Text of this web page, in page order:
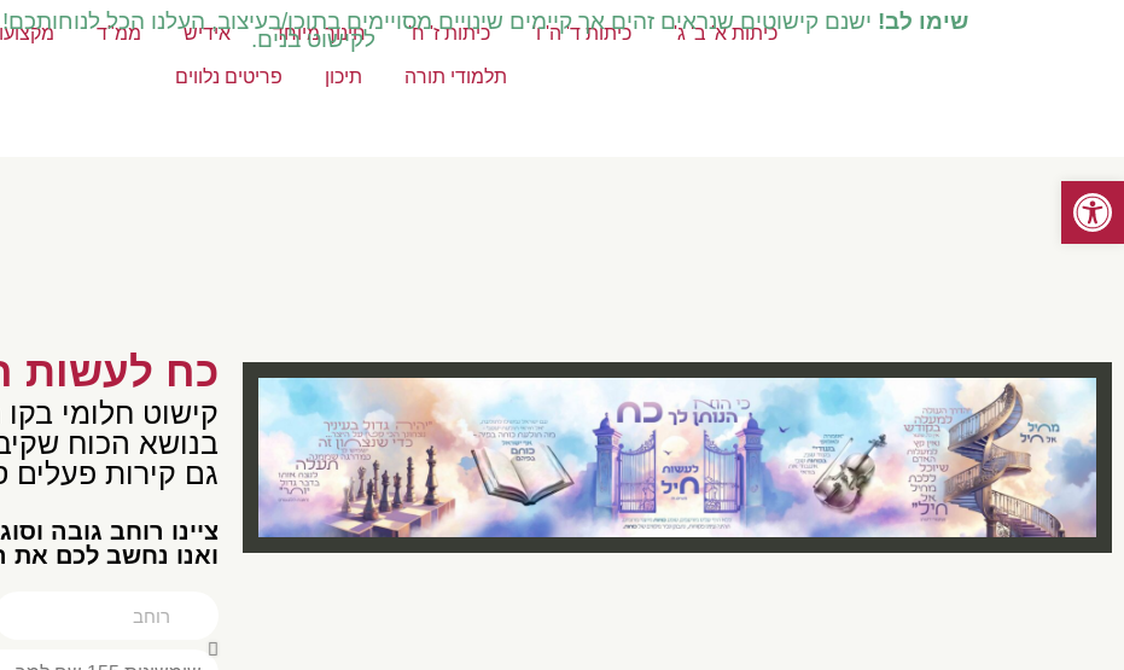
שימו לב! ישנם קישוטים שנראים זהים אך קיימים שינויים מסויימים בתוכן/בעיצוב, העלנו הכל
לקישוט בנים. כיתות א' ב' ג' כיתות ד' ה' ו' כיתות ז' ח' חינוך מיוחד אידיש ממ"ד
תלמודי תורה תיכון פריטים נלווים
כח לעשות
קישוט חלומי בקו
בנושא הכוח
גם קירות פעלים
צײנו רוחב גובה
ואנו נחשב לכם את
פתח סרגל נגישות